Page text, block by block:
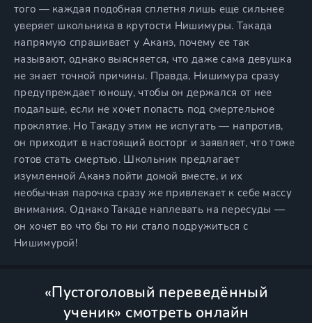
того — каждая подобная сплетня лишь еще сильнее
уверяет школьника в крутости Нишимуры. Такада
напрямую спрашивает у Аканэ, почему ее так
называют, однако выясняется, что даже сама девушка
не знает точной причины. Правда, Нишимура сразу
предупреждает юношу, чтобы он держался от нее
подальше, если не хочет попасть под смертельное
проклятие. Но Такаду этим не испугать — напротив,
он приходит в настоящий восторг и заявляет, что тоже
готов стать смертью. Школьник предлагает
изумленной Аканэ пойти домой вместе, и их
необычная парочка сразу же привлекает к себе массу
внимания. Однако Такаде наплевать на пересуды —
он хочет во что бы то ни стало подружиться с
Нишимурой!
«Пустоголовый переведённый
ученик» смотреть онлайн